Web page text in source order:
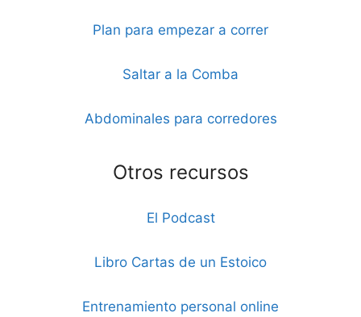
Plan para empezar a correr
Saltar a la Comba
Abdominales para corredores
Otros recursos
El Podcast
Libro Cartas de un Estoico
Entrenamiento personal online